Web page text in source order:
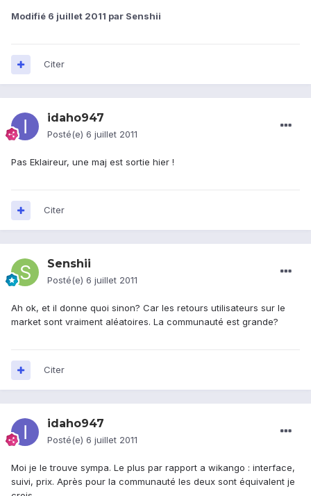
Modifié 6 juillet 2011 par Senshii
Citer
idaho947
Posté(e) 6 juillet 2011
Pas Eklaireur, une maj est sortie hier !
Citer
Senshii
Posté(e) 6 juillet 2011
Ah ok, et il donne quoi sinon? Car les retours utilisateurs sur le
market sont vraiment aléatoires. La communauté est grande?
Citer
idaho947
Posté(e) 6 juillet 2011
Moi je le trouve sympa. Le plus par rapport a wikango : interface,
suivi, prix. Après pour la communauté les deux sont équivalent je